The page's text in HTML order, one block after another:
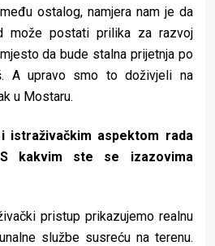
ostalog, namjera nam je da
može postati prilika za razvoj
da bude stalna prijetnja po
A upravo smo to doživjeli na
u Mostaru.
istraživačkim aspektom rada
S kakvim ste se izazovima
pristup prikazujemo realnu
službe susreću na terenu.